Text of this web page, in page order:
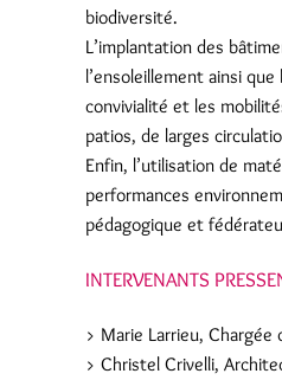
biodiversité.
L’implantation des
l’ensoleillement ainsi
convivialité et les
patios, de larges
Enfin, l’utilisation de
performances
pédagogique et
INTERVENANTS
> Marie Larrieu,
> Christel Crivelli,